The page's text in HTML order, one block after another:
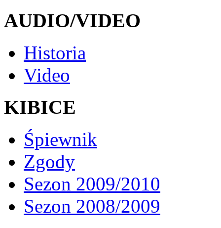
AUDIO/VIDEO
Historia
Video
KIBICE
Śpiewnik
Zgody
Sezon 2009/2010
Sezon 2008/2009